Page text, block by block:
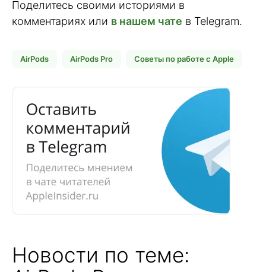
Поделитесь своими историями в
комментариях или в нашем чате в Telegram.
AirPods AirPods Pro Советы по работе с Apple
Новости по теме: